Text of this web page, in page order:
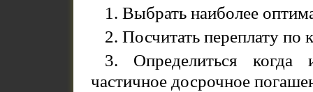
1. Выбрать наиболее
2. Посчитать переплату по
3. Определиться
частичное досрочное